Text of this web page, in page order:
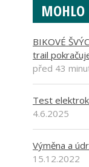
MOHLO
BIKOVÉ
trail
před 43
Test
4.6.2025
Výměna a
15.12.2022